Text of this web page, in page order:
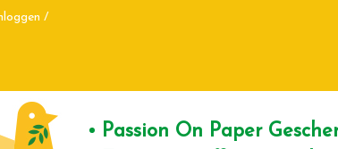
/
Passion On Paper